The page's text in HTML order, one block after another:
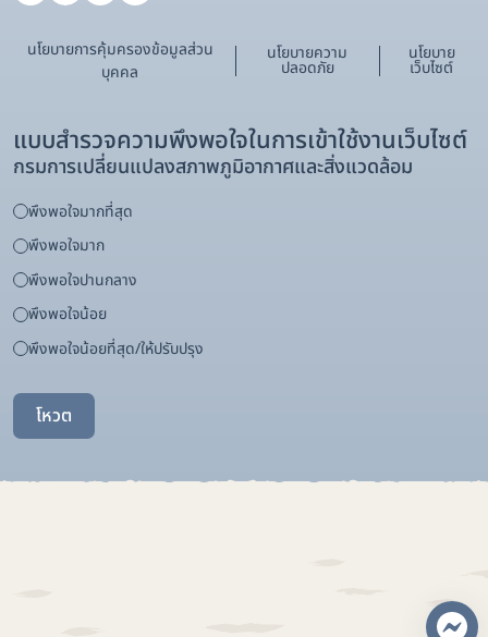
นโยบายการคุ้มครองข้อมูลส่วน
บุคคล
นโยบายความ
ปลอดภัย
นโยบาย
เว็บไซต์
แบบสำรวจความพึงพอใจในการเข้าใช้งานเว็บไซต์
กรมการเปลี่ยนแปลงสภาพภูมิอากาศและสิ่งแวดล้อม
พึงพอใจมากที่สุด
พึงพอใจมาก
พึงพอใจปานกลาง
พึงพอใจน้อย
พึงพอใจน้อยที่สุด/ให้ปรับปรุง
โหวต